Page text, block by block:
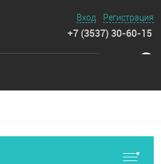
Вход Регистрация
+7 (3537) 30-60-15